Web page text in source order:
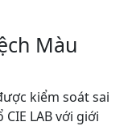
Màu
kiểm soát sai
LAB với giới